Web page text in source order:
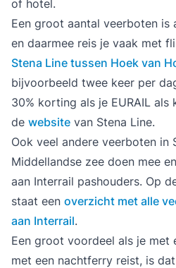
of hotel.
Een groot aantal veerboten is
en daarmee reis je vaak met
Stena Line tussen Hoek van
bijvoorbeeld twee keer per
30% korting als je EURAIL
de website van Stena Line.
Ook veel andere veerboten in
Middellandse zee doen mee
aan Interrail pashouders. Op
staat een overzicht met alle
aan Interrail.
Een groot voordeel als je met
met een nachtferry reist, is